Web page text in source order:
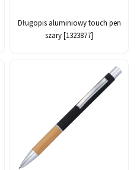
Długopis aluminiowy touch pen
szary [1323877]